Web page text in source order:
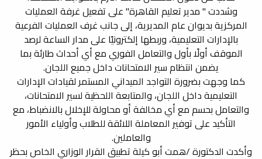
وشددت " مدير تعليم القاهرة" على تفعيل غرفة العمليات
المركزية بديوان عام المديرية، إلى جانب غرف العمليات الفرعية
بالإدارات التعليمية، وربطها إلكترونيًا على مدار الساعة لرصد
الموقف أولًا بأول والتعامل الفوري مع أي أحداث طارئة بما
يضمن انتظام سير الامتحانات داخل جميع اللجان.
كما وجهت بضرورة التواجد الميداني المستمر لقيادات الإدارات
التعليمية داخل اللجان، والمتابعة اللحظية لسير الامتحانات،
والتعامل بحسم مع أي مخالفة أو محاولة للإخلال بالانضباط، مع
التأكيد على توفير المعاملة اللائقة للطلاب وأولياء الأمور
والعاملين.
وأكدت الدكتورة /همت أبو كيلة تطبيق القرار الوزاري الخاص بحظر